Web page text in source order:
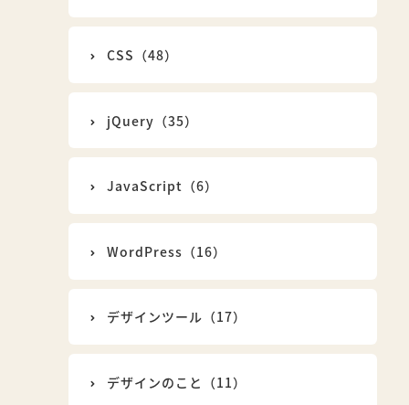
CSS（48）
jQuery（35）
JavaScript（6）
WordPress（16）
デザインツール（17）
デザインのこと（11）